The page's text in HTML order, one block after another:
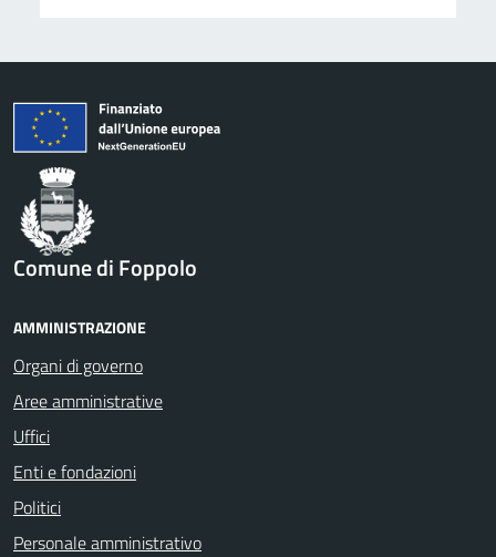
Comune di Foppolo
AMMINISTRAZIONE
Organi di governo
Aree amministrative
Uffici
Enti e fondazioni
Politici
Personale amministrativo